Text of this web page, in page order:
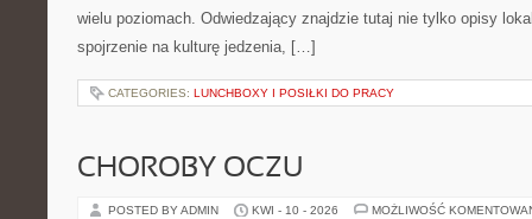
wielu poziomach. Odwiedzający znajdzie tutaj nie tylko opisy
spojrzenie na kulturę jedzenia, […]
CATEGORIES: LUNCHBOXY I POSIŁKI DO PRACY
CHOROBY OCZU
POSTED BY ADMIN KWI - 10 - 2026 MOŻLIWOŚĆ